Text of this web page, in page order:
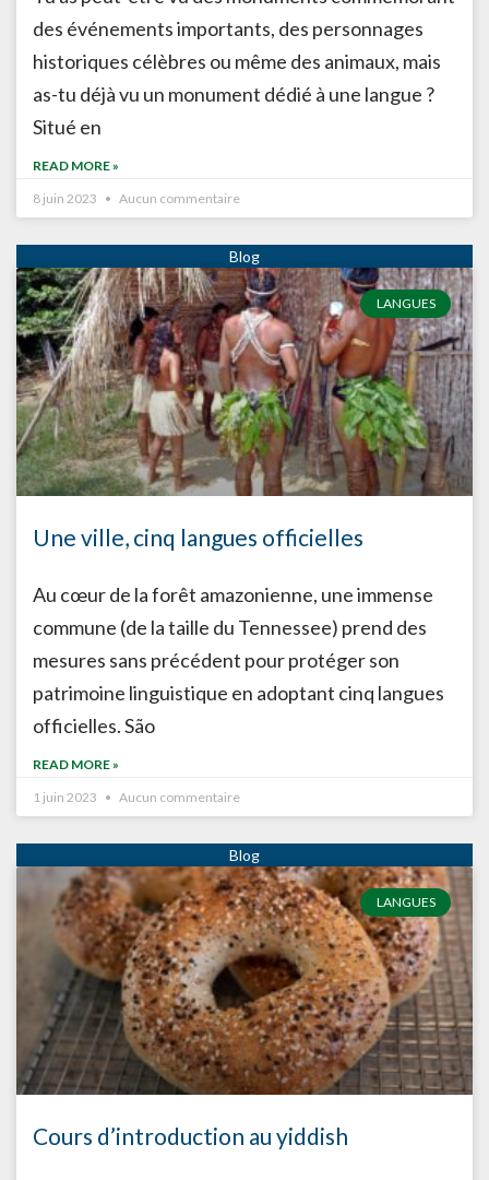
des événements importants, des personnages
historiques célèbres ou même des animaux, mais
as-tu déjà vu un monument dédié à une langue ?
Situé en
READ MORE »
8 juin 2023
Aucun commentaire
LANGUES
Une ville, cinq langues officielles
Au cœur de la forêt amazonienne, une immense
commune (de la taille du Tennessee) prend des
mesures sans précédent pour protéger son
patrimoine linguistique en adoptant cinq langues
officielles. São
READ MORE »
1 juin 2023
Aucun commentaire
LANGUES
Cours d’introduction au yiddish